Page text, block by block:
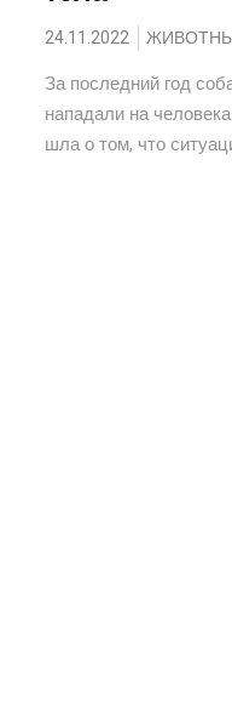
24.11.2022
За последний год
нападали на
шла о том, что